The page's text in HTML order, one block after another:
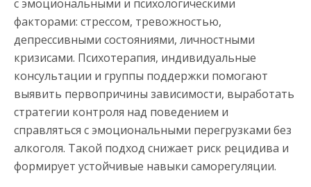
с эмоциональными и психологическими
факторами: стрессом, тревожностью,
депрессивными состояниями, личностными
кризисами. Психотерапия, индивидуальные
консультации и группы поддержки помогают
выявить первопричины зависимости, выработать
стратегии контроля над поведением и
справляться с эмоциональными перегрузками без
алкоголя. Такой подход снижает риск рецидива и
формирует устойчивые навыки саморегуляции.